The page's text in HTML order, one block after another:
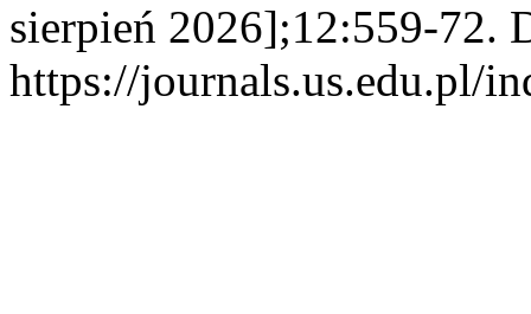
sierpień 2026];12:559-72.
https://journals.us.edu.pl/